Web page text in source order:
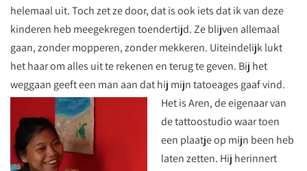
helemaal uit. Toch zet ze door, dat is ook iets dat ik van deze
kinderen heb meegekregen toendertijd. Ze blijven allemaal
gaan, zonder mopperen, zonder mekkeren. Uiteindelijk lukt
het haar om alles uit te rekenen en terug te geven. Bij het
weggaan geeft een man aan dat hij mijn tatoeages gaaf vind.
Het is Aren, de eigenaar van
de tattoostudio waar toen
een plaatje op mijn been heb
laten zetten. Hij herinnert